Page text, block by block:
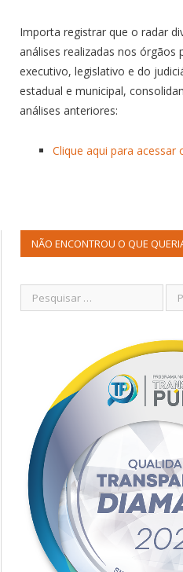
Importa registrar que o radar
análises realizadas nos órgãos
executivo, legislativo e do
estadual e municipal,
análises anteriores:
Clique aqui para acessar
NÃO ENCONTROU O QUE